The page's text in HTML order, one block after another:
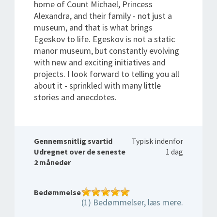
home of Count Michael, Princess
Alexandra, and their family - not just a
museum, and that is what brings
Egeskov to life. Egeskov is not a static
manor museum, but constantly evolving
with new and exciting initiatives and
projects. I look forward to telling you all
about it - sprinkled with many little
stories and anecdotes.
Gennemsnitlig svartid
Udregnet over de seneste
2 måneder
Typisk indenfor
1 dag
Bedømmelse
(1) Bedømmelser, læs mere.